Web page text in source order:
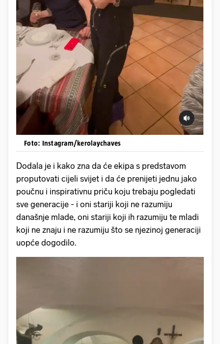
Foto: Instagram/kerolaychaves
Dodala je i kako zna da će ekipa s predstavom
proputovati cijeli svijet i da će prenijeti jednu jako
poučnu i inspirativnu priču koju trebaju pogledati
sve generacije - i oni stariji koji ne razumiju
današnje mlade, oni stariji koji ih razumiju te mladi
koji ne znaju i ne razumiju što se njezinoj generaciji
uopće dogodilo.